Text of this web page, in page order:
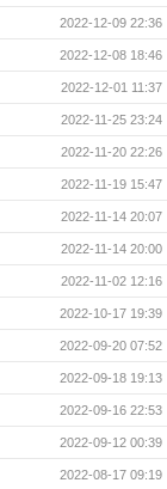
2022-12-09 22:36
2022-12-08 18:46
2022-12-01 11:37
2022-11-25 23:24
2022-11-20 22:26
2022-11-19 15:47
2022-11-14 20:07
2022-11-14 20:00
2022-11-02 12:16
2022-10-17 19:39
2022-09-20 07:52
2022-09-18 19:13
2022-09-16 22:53
2022-09-12 00:39
2022-08-17 09:19